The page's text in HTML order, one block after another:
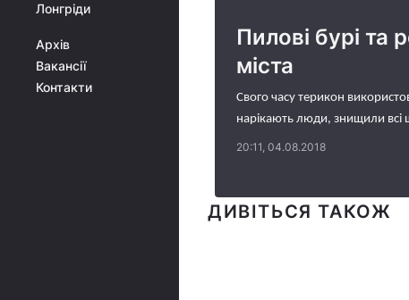
Лонгріди
Архів
Вакансії
Контакти
Пилові бурі та
міста
Свого часу терикон
нарікають люди, знищили всі
20:11, 04.08.2018
ДИВІТЬСЯ ТАКОЖ